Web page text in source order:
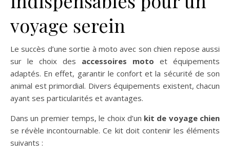
voyage serein
Le succès d’une sortie à moto avec son chien repose aussi
sur le choix des accessoires moto et équipements
adaptés. En effet, garantir le confort et la sécurité de son
animal est primordial. Divers équipements existent, chacun
ayant ses particularités et avantages.
Dans un premier temps, le choix d’un kit de voyage chien
se révèle incontournable. Ce kit doit contenir les éléments
suivants :